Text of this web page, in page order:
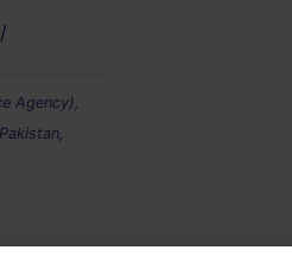
Agency)
Pakistan